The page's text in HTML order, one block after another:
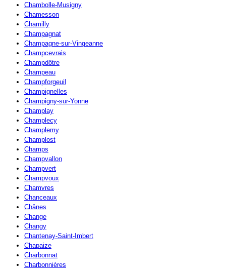
Chambolle-Musigny
Chamesson
Chamilly
Champagnat
Champagne-sur-Vingeanne
Champcevrais
Champdôtre
Champeau
Champforgeuil
Champignelles
Champigny-sur-Yonne
Champlay
Champlecy
Champlemy
Champlost
Champs
Champvallon
Champvert
Champvoux
Chamvres
Chanceaux
Chânes
Change
Changy
Chantenay-Saint-Imbert
Chapaize
Charbonnat
Charbonnières